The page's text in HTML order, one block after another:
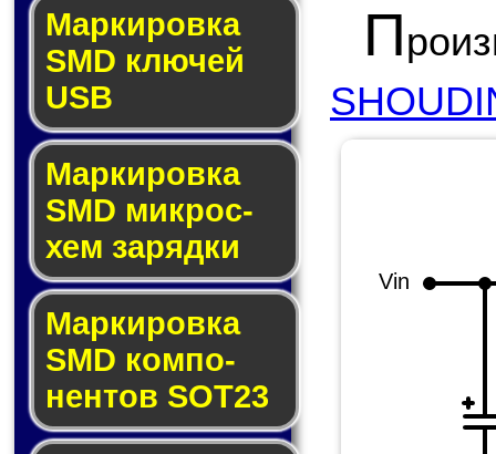
Маркировка
SMD клю­чей
USB
Маркировка
SMD мик­рос­
хем за­ряд­ки
Маркировка
SMD ком­по­
нен­тов SOT23
П
Vin